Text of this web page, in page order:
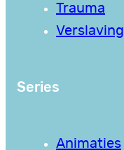
Trauma
Verslaving
Series
Animaties